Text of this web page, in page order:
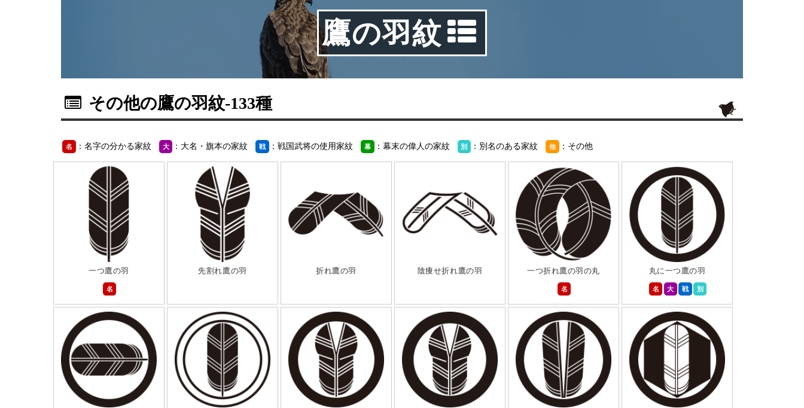
鷹の羽紋
その他の鷹の羽紋-133種
名 ：名字の分かる家紋 大 ：大名・旗本の家紋 戦 ：戦国武将の使用家紋 幕 ：幕末の偉人の家紋 別 ：別名のある家紋 他 ：その他
一つ鷹の羽
名
先割れ鷹の羽 折れ鷹の羽 陰痩せ折れ鷹の羽
一つ折れ鷹の羽の丸
名
丸に一つ鷹の羽
名
大 戦 別